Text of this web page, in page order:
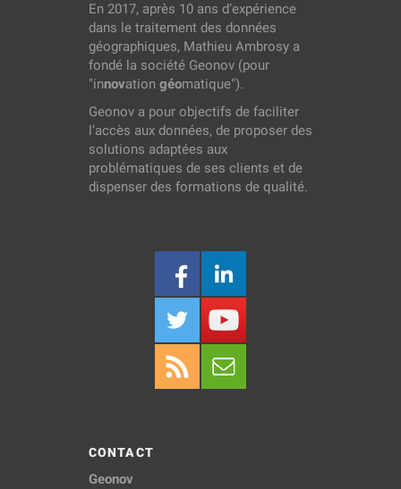
En 2017, après 10 ans d’expérience
dans le traitement des données
géographiques, Mathieu Ambrosy a
fondé la société Geonov (pour
"innovation géomatique").
Geonov a pour objectifs de faciliter
l’accès aux données, de proposer des
solutions adaptées aux
problématiques de ses clients et de
dispenser des formations de qualité.
CONTACT
Geonov